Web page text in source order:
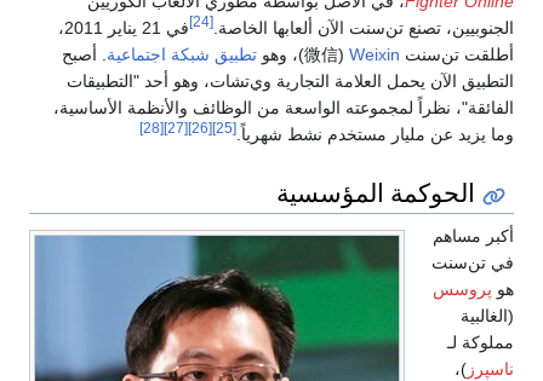
الجنوبيين، تصنع تن‌سنت الآن ألعابها الخاصة. [24]
في 21 يناير 2011،
أطلقت تن‌سنت Weixin
(
微信)، وهو تطبيق شبكة اجتماعية . أصبح
التطبيق الآن يحمل العلامة التجارية وي‌تشات، وهو أحد "التطبيقات
الفائقة"، نظراً لمجموعته الواسعة من الوظائف والأنظمة الأساسية،
وما يزيد عن مليار مستخدم نشط شهرياً. [25]
[26]
[27]
[28]
الحوكمة المؤسسية
أكبر مساهم
في تن‌سنت
هو پروسس
(الغالبية
مملوكة لـ
ناسپرز )،